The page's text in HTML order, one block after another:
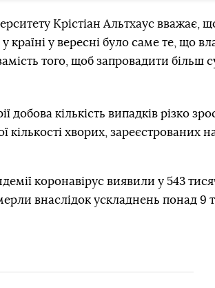
Крістіан Альтхаус вважає,
країні у вересні було саме те, що
того, щоб запровадити більш
добова кількість випадків різко
хворих, зареєстрованих
коронавірус виявили у 543
внаслідок ускладнень понад 9